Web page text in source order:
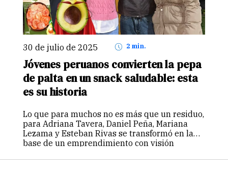
30 de julio de 2025 2 min.
Jóvenes peruanos convierten la pepa
de palta en un snack saludable: esta
es su historia
Lo que para muchos no es más que un residuo,
para Adriana Tavera, Daniel Peña, Mariana
Lezama y Esteban Rivas se transformó en la
base de un emprendimiento con visión
nutritivo que busca…Continuar